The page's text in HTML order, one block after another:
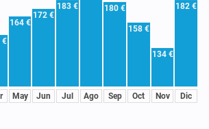
€
164 €
May
172 €
Jun
183 €
Jul Ago
180 €
Sep
158 €
Oct
134 €
Nov
182 €
Dic